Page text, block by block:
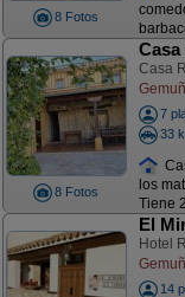
8 Fotos
8 Fotos
Casa
7
33
los
Tiene
El
Hotel
14